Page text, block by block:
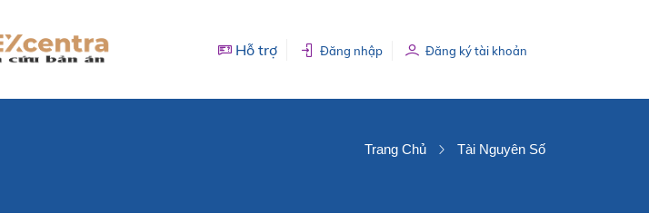
Hỗ trợ Đăng nhập Đăng ký tài khoản
Trang Chủ Tài Nguyên Số